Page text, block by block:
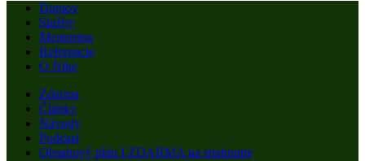
Domov
Služby
Mentoring
Referencie
O Nike
Zdarma
Články
Návody
Podcast
Obsahový plán I ZDARMA na stiahnutie